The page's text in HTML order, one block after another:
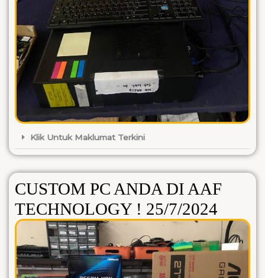
Klik Untuk Maklumat Terkini
CUSTOM PC ANDA DI AAF
TECHNOLOGY ! 25/7/2024